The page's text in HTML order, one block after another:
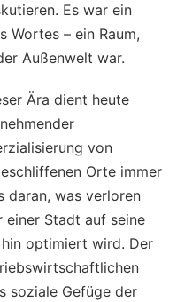
Es war ein
Wortes – ein Raum,
Außenwelt war.
Ära dient heute
von
Orte immer
daran, was verloren
einer Stadt auf seine
optimiert wird. Der
soziale Gefüge der